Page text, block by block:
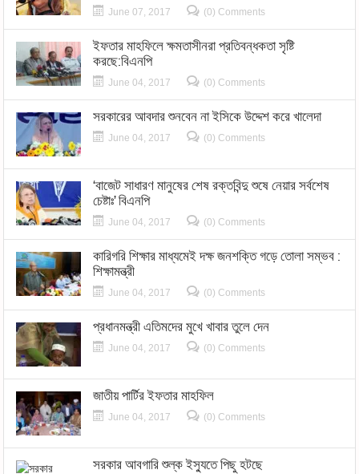
June 07, 2017 (0) Comments
ইফতার মাহফিলে ক্ষমতাসীনরা প্রতিবন্ধকতা সৃষ্টি
করছে:বিএনপি
June 04, 2017 (0) Comments
সরকারের আবদার শুনবেন না ইসিকে উদ্দেশ করে খালেদা
June 04, 2017 (0) Comments
‘বাজেট সাধারণ মানুষের শেষ রক্তবিন্দু শুষে নেয়ার সর্বশেষ
চেষ্টাঃ’ বিএনপি
June 04, 2017 (0) Comments
কারিগরি শিক্ষার মাধ্যমেই দক্ষ জনশক্তি গড়ে তোলা সম্ভব :
শিক্ষামন্ত্রী
June 04, 2017 (0) Comments
প্রধানমন্ত্রী এতিমদের মুখে খাবার তুলে দেন
June 04, 2017 (0) Comments
জাতীয় পার্টির ইফতার মাহফিল
June 04, 2017 (0) Comments
সরকার আবগারি শুল্ক ইস্যুতে পিছু হটছে